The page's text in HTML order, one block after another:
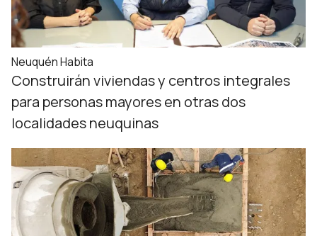
Neuquén Habita
Construirán viviendas y centros integrales
para personas mayores en otras dos
localidades neuquinas